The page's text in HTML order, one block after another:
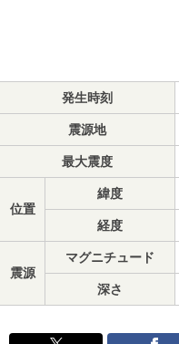
発生時刻
震源地
最大震度
位置
緯度
経度
震源
マグニチュード
深さ